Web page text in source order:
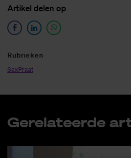
Ar­ti­kel de­len op
Ru­brie­ken
SaxPraat
Ge­re­la­teer­de